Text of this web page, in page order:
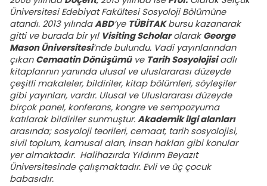
Üniversitesi Edebiyat Fakültesi Sosyoloji Bölümüne
atandı. 2013 yılındaABD’ye TÜBİTAKbursu kazanarak
gitti ve burada bir yıl Visiting Scholarolarak George
Mason Üniversitesi’nde bulundu. Vadi yayınlarından
çıkan Cemaatin Dönüşümüve Tarih Sosyolojisiadlı
kitaplarının yanında ulusal ve uluslararası düzeyde
çeşitli makaleler, bildiriler, kitap bölümleri, söyleşiler
gibi yayınları, vardır. Ulusal ve Uluslararası düzeyde
birçok panel, konferans, kongre ve sempozyuma
katılarak bildiriler sunmuştur. Akademik ilgi alanları
arasında; sosyoloji teorileri, cemaat, tarih sosyolojisi,
sivil toplum, kamusal alan, insan hakları gibi konular
yer almaktadır. Halihazırda Yıldırım Beyazıt
Üniversitesinde çalışmaktadır. Evli ve üç çocuk
babasıdır.